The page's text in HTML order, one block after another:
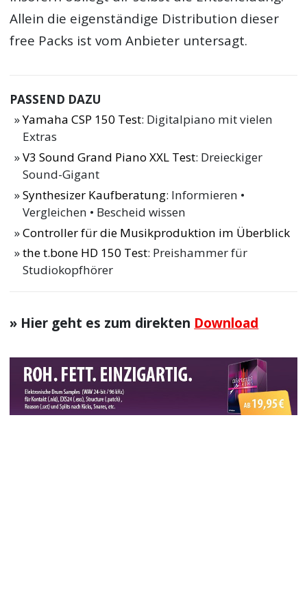
Allein die eigenständige Distribution dieser
free Packs ist vom Anbieter untersagt.
PASSEND DAZU
Yamaha CSP 150 Test: Digitalpiano mit vielen
Extras
V3 Sound Grand Piano XXL Test: Dreieckiger
Sound-Gigant
Synthesizer Kaufberatung: Informieren •
Vergleichen • Bescheid wissen
Controller für die Musikproduktion im Überblick
the t.bone HD 150 Test: Preishammer für
Studiokopfhörer
» Hier geht es zum direkten Download